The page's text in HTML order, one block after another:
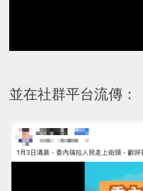
並在社群平台流傳：